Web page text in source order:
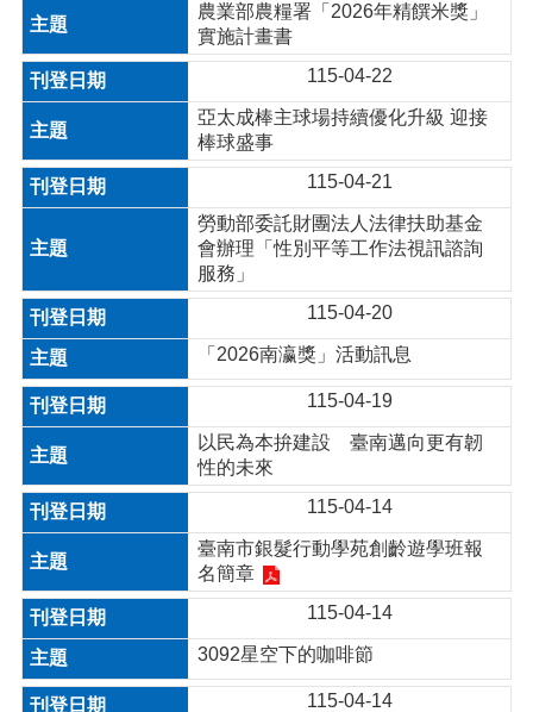
農業部農糧署「2026年精饌米獎」
實施計畫書
115-04-22
亞太成棒主球場持續優化升級 迎接
棒球盛事
115-04-21
勞動部委託財團法人法律扶助基金
會辦理「性別平等工作法視訊諮詢
服務」
115-04-20
「2026南瀛獎」活動訊息
115-04-19
以民為本拚建設 臺南邁向更有韌
性的未來
115-04-14
臺南市銀髮行動學苑創齡遊學班報
名簡章
115-04-14
3092星空下的咖啡節
115-04-14